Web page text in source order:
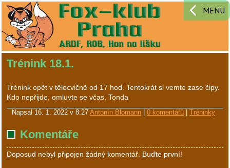
MENU
Trénink 18.1.
Trénink opět v tělocvičně od 17 hod. Tentokrát si vemte zase čipy.
Kdo nepřijde, omluvte se včas. Tonda
Napsal 16. 1. 2022 v 8:27 Antonín Blomann 0 komentářů Tréninky
Komentáře
Doposud nebyl připojen žádný komentář. Buďte první!